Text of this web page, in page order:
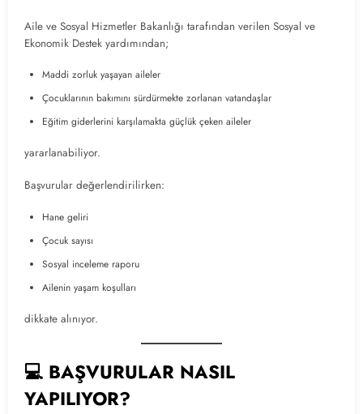
Aile ve Sosyal Hizmetler Bakanlığı tarafından verilen Sosyal ve
Ekonomik Destek yardımından;
Maddi zorluk yaşayan aileler
Çocuklarının bakımını sürdürmekte zorlanan vatandaşlar
Eğitim giderlerini karşılamakta güçlük çeken aileler
yararlanabiliyor.
Başvurular değerlendirilirken:
Hane geliri
Çocuk sayısı
Sosyal inceleme raporu
Ailenin yaşam koşulları
dikkate alınıyor.
💻 BAŞVURULAR NASIL
YAPILIYOR?